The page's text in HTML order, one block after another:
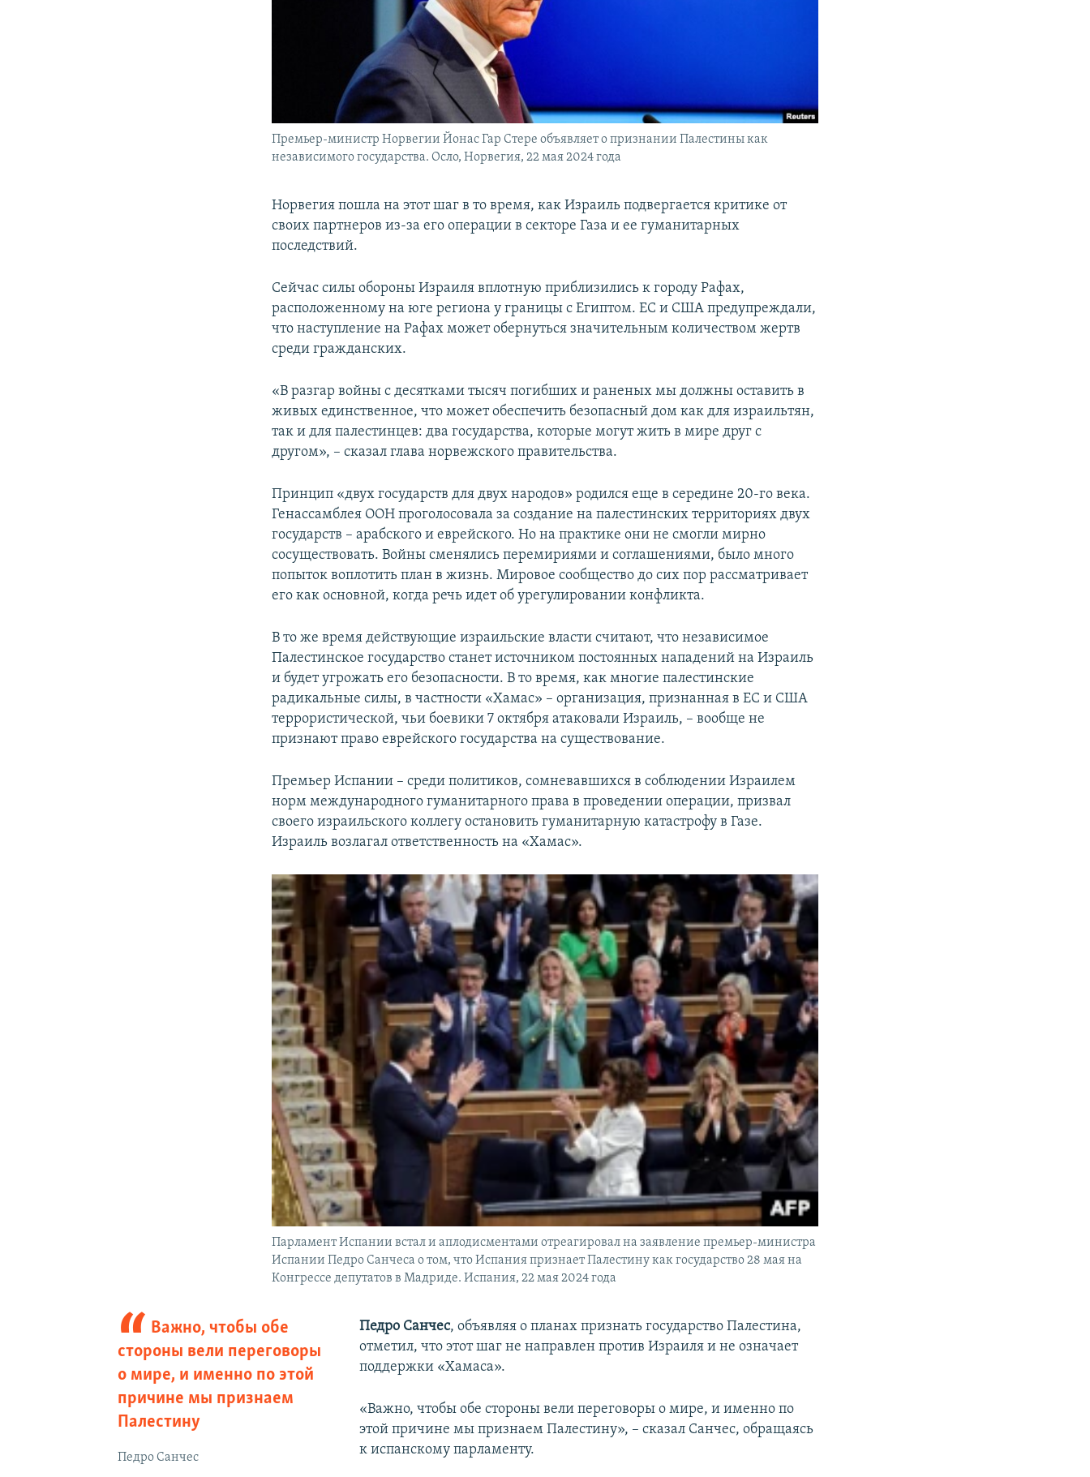
Премьер-министр Норвегии Йонас Гар Стере объявляет о признании Палестины как
независимого государства. Осло, Норвегия, 22 мая 2024 года
Норвегия пошла на этот шаг в то время, как Израиль подвергается критике от
своих партнеров из-за его операции в секторе Газа и ее гуманитарных
последствий.
Сейчас силы обороны Израиля вплотную приблизились к городу Рафах,
расположенному на юге региона у границы с Египтом. ЕС и США предупреждали,
что наступление на Рафах может обернуться значительным количеством жертв
среди гражданских.
«В разгар войны с десятками тысяч погибших и раненых мы должны оставить в
живых единственное, что может обеспечить безопасный дом как для израильтян,
так и для палестинцев: два государства, которые могут жить в мире друг с
другом», – сказал глава норвежского правительства.
Принцип «двух государств для двух народов» родился еще в середине 20-го века.
Генассамблея ООН проголосовала за создание на палестинских территориях двух
государств – арабского и еврейского. Но на практике они не смогли мирно
сосуществовать. Войны сменялись перемириями и соглашениями, было много
попыток воплотить план в жизнь. Мировое сообщество до сих пор рассматривает
его как основной, когда речь идет об урегулировании конфликта.
В то же время действующие израильские власти считают, что независимое
Палестинское государство станет источником постоянных нападений на Израиль
и будет угрожать его безопасности. В то время, как многие палестинские
радикальные силы, в частности «Хамас» – организация, признанная в ЕС и США
террористической, чьи боевики 7 октября атаковали Израиль, – вообще не
признают право еврейского государства на существование.
Премьер Испании – среди политиков, сомневавшихся в соблюдении Израилем
норм международного гуманитарного права в проведении операции, призвал
своего израильского коллегу остановить гуманитарную катастрофу в Газе.
Израиль возлагал ответственность на «Хамас».
Парламент Испании встал и аплодисментами отреагировал на заявление премьер-министра
Испании Педро Санчеса о том, что Испания признает Палестину как государство 28 мая на
Конгрессе депутатов в Мадриде. Испания, 22 мая 2024 года
Важно, чтобы обе
стороны вели переговоры
о мире, и именно по этой
причине мы признаем
Палестину
Педро Санчес
Педро Санчес, объявляя о планах признать государство Палестина,
отметил, что этот шаг не направлен против Израиля и не означает
поддержки «Хамаса».
«Важно, чтобы обе стороны вели переговоры о мире, и именно по
этой причине мы признаем Палестину», – сказал Санчес, обращаясь
к испанскому парламенту.